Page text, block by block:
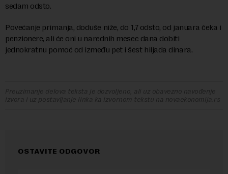
sedam odsto.
Povećanje primanja, doduše niže, do 1,7 odsto, od januara čeka i
penzionere, ali će oni u narednih mesec dana dobiti
jednokratnu pomoć od između pet i šest hiljada dinara.
Preuzimanje delova teksta je dozvoljeno, ali uz obavezno navođenje
izvora i uz postavljanje linka ka izvornom tekstu na novaekonomija.rs
OSTAVITE ODGOVOR